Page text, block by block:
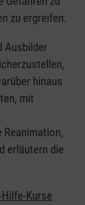
zu ergreifen.
Ausbilder
hinaus
mit
Reanimation,
erläutern die
Kurse